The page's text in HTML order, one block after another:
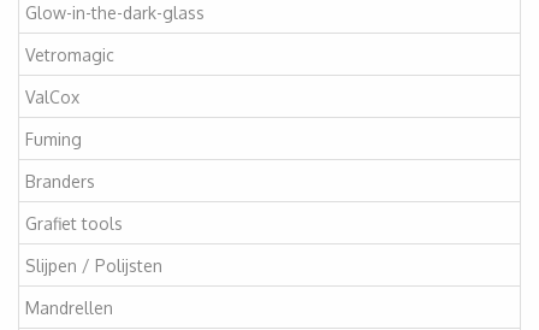
Glow-in-the-dark-glass
Vetromagic
ValCox
Fuming
Branders
Grafiet tools
Slijpen / Polijsten
Mandrellen